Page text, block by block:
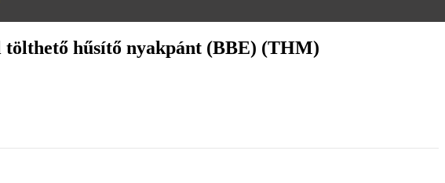
tölthető hűsítő nyakpánt (BBE) (THM)